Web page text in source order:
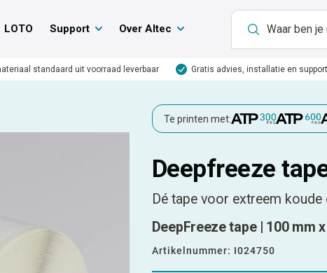
LOTO Support Over Altec
standaard uit voorraad leverbaar Gratis advies, installatie en support
Te printen met:
Deepfreeze
Dé tape voor extreem koude
DeepFreeze tape | 100 mm
Artikelnummer: I024750